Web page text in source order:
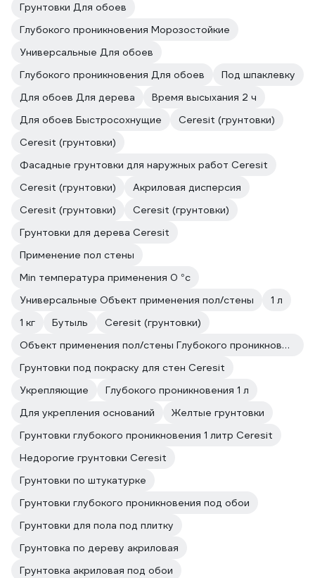
Грунтовки Для обоев
Глубокого проникновения Морозостойкие
Универсальные Для обоев
Глубокого проникновения Для обоев
Под шпаклевку
Для обоев Для дерева
Время высыхания 2 ч
Для обоев Быстросохнущие
Ceresit (грунтовки)
Ceresit (грунтовки)
Фасадные грунтовки для наружных работ Ceresit
Ceresit (грунтовки)
Акриловая дисперсия
Ceresit (грунтовки)
Ceresit (грунтовки)
Грунтовки для дерева Ceresit
Применение пол стены
Min температура применения 0 °с
Универсальные Объект применения пол/стены
1 л
1 кг
Бутыль
Ceresit (грунтовки)
Объект применения пол/стены Глубокого проникновения
Грунтовки под покраску для стен Ceresit
Укрепляющие
Глубокого проникновения 1 л
Для укрепления оснований
Жeлтые грунтовки
Грунтовки глубокого проникновения 1 литр Ceresit
Недорогие грунтовки Ceresit
Грунтовки по штукатурке
Грунтовки глубокого проникновения под обои
Грунтовки для пола под плитку
Грунтовка по дереву акриловая
Грунтовка акриловая под обои